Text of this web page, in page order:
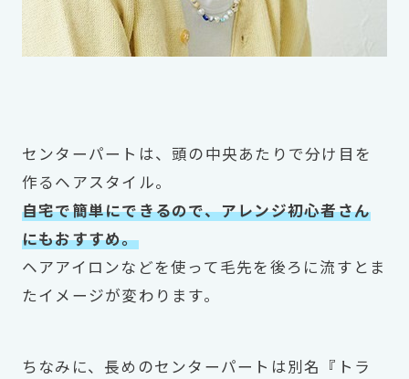
センターパートは、頭の中央あたりで分け目を
作るヘアスタイル。
自宅で簡単にできるので、アレンジ初心者さん
にもおすすめ。
ヘアアイロンなどを使って毛先を後ろに流すとま
たイメージが変わります。
ちなみに、長めのセンターパートは別名『トラ